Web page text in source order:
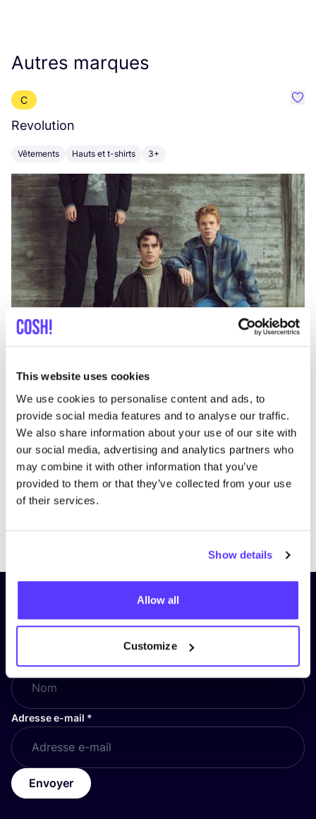
This website uses cookies
We use cookies to personalise content and ads, to
provide social media features and to analyse our traffic.
We also share information about your use of our site with
our social media, advertising and analytics partners who
may combine it with other information that you’ve
provided to them or that they’ve collected from your use
of their services.
Show details
Allow all
Customize
Autres marques
C
Revolution
Vêtements Hauts et t-shirts 3+
Inscrivez-vous à notre lettre
d’information et restez informé !
Adresse e-mail *
Envoyer